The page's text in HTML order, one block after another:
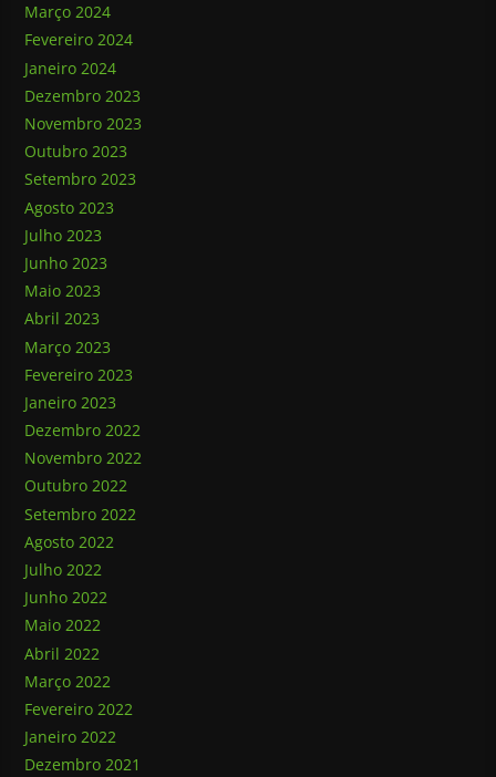
Março 2024
Fevereiro 2024
Janeiro 2024
Dezembro 2023
Novembro 2023
Outubro 2023
Setembro 2023
Agosto 2023
Julho 2023
Junho 2023
Maio 2023
Abril 2023
Março 2023
Fevereiro 2023
Janeiro 2023
Dezembro 2022
Novembro 2022
Outubro 2022
Setembro 2022
Agosto 2022
Julho 2022
Junho 2022
Maio 2022
Abril 2022
Março 2022
Fevereiro 2022
Janeiro 2022
Dezembro 2021